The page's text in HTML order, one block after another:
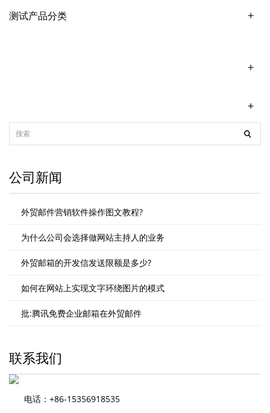
测试产品分类
+
+
+
公司新闻
外贸邮件营销软件操作图文教程?
为什么公司会选择做网站主持人的业务
外贸邮箱的开发信发送限额是多少?
如何在网站上实现文字环绕图片的模式
批:腾讯免费企业邮箱在外贸邮件
联系我们
电话：+86-15356918535